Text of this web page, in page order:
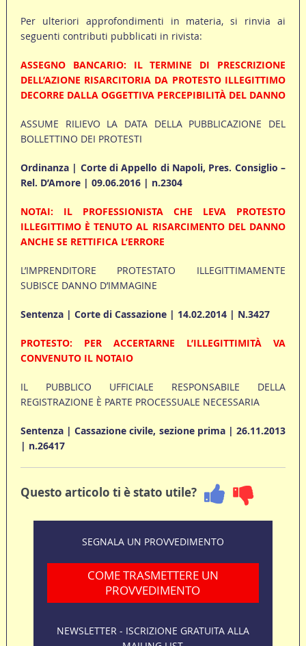
Per ulteriori approfondimenti in materia, si rinvia ai
seguenti contributi pubblicati in rivista:
ASSEGNO BANCARIO: IL TERMINE DI PRESCRIZIONE
DELL’AZIONE RISARCITORIA DA PROTESTO ILLEGITTIMO
DECORRE DALLA OGGETTIVA PERCEPIBILITÀ DEL DANNO
ASSUME RILIEVO LA DATA DELLA PUBBLICAZIONE DEL
BOLLETTINO DEI PROTESTI
Ordinanza | Corte di Appello di Napoli, Pres. Consiglio –
Rel. D’Amore | 09.06.2016 | n.2304
NOTAI: IL PROFESSIONISTA CHE LEVA PROTESTO
ILLEGITTIMO È TENUTO AL RISARCIMENTO DEL DANNO
ANCHE SE RETTIFICA L’ERRORE
L’IMPRENDITORE PROTESTATO ILLEGITTIMAMENTE
SUBISCE DANNO D’IMMAGINE
Sentenza | Corte di Cassazione | 14.02.2014 | N.3427
PROTESTO: PER ACCERTARNE L’ILLEGITTIMITÀ VA
CONVENUTO IL NOTAIO
IL PUBBLICO UFFICIALE RESPONSABILE DELLA
REGISTRAZIONE È PARTE PROCESSUALE NECESSARIA
Sentenza | Cassazione civile, sezione prima | 26.11.2013
| n.26417
Questo articolo ti è stato utile?
SEGNALA UN PROVVEDIMENTO
COME TRASMETTERE UN
PROVVEDIMENTO
NEWSLETTER - ISCRIZIONE GRATUITA ALLA